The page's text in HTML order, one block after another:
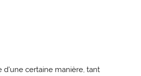
certaine manière, tant